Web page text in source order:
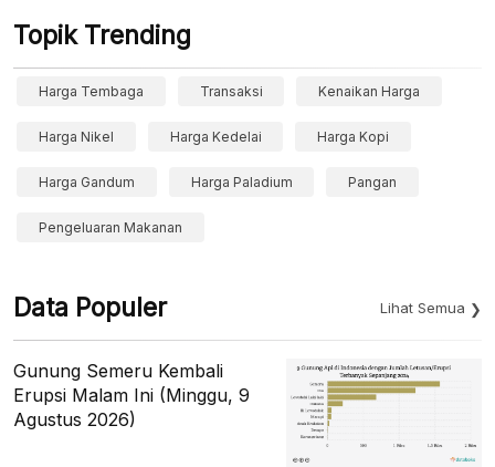
Topik Trending
Harga Tembaga Transaksi Kenaikan Harga
Harga Nikel Harga Kedelai Harga Kopi
Harga Gandum Harga Paladium Pangan
Pengeluaran Makanan
Data Populer Lihat Semua
Gunung Semeru Kembali
Erupsi Malam Ini (Minggu, 9
Agustus 2026)